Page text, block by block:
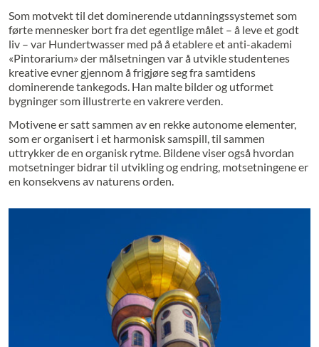
Som motvekt til det dominerende utdanningssystemet som
førte mennesker bort fra det egentlige målet – å leve et godt
liv – var Hundertwasser med på å etablere et anti-akademi
«Pintorarium» der målsetningen var å utvikle studentenes
kreative evner gjennom å frigjøre seg fra samtidens
dominerende tankegods. Han malte bilder og utformet
bygninger som illustrerte en vakrere verden.
Motivene er satt sammen av en rekke autonome elementer,
som er organisert i et harmonisk samspill, til sammen
uttrykker de en organisk rytme. Bildene viser også hvordan
motsetninger bidrar til utvikling og endring, motsetningene er
en konsekvens av naturens orden.